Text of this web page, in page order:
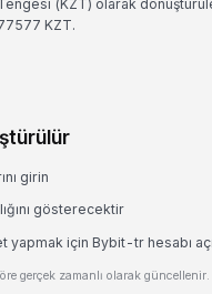
(KZT) olarak
KZT.
girin
gösterecektir
yapmak için Bybit-tr hesabı
gerçek zamanlı olarak güncellenir.